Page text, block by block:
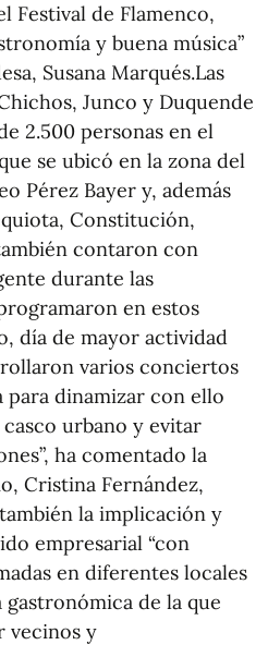
Festival de Flamenco,
y buena música”
Susana Marqués.Las
Junco y Duquende
2.500 personas en el
se ubicó en la zona del
Pérez Bayer y, además
Constitución,
contaron con
durante las
en estos
día de mayor actividad
varios conciertos
para dinamizar con ello
urbano y evitar
ha comentado la
Cristina Fernández,
la implicación y
empresarial “con
en diferentes locales
de la que
vecinos y